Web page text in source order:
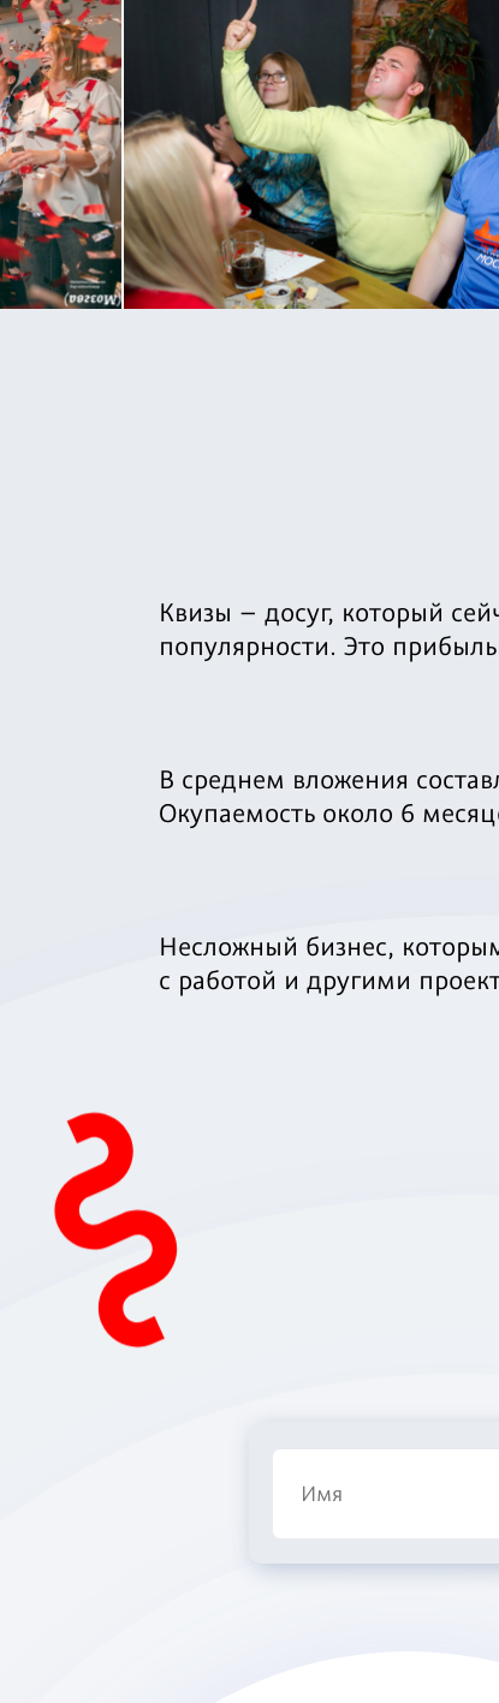
Квизы – досуг, который
популярности. Это
В среднем вложения
Окупаемость около 6
Несложный бизнес,
с работой и другими